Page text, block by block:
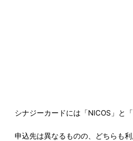
シナジーカードには「NICOS」と
申込先は異なるものの、どちらも